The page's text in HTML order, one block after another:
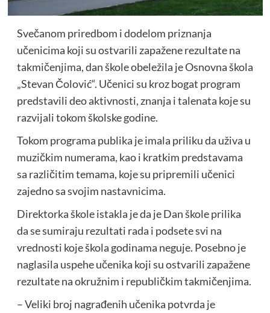
Svečanom priredbom i dodelom priznanja
učenicima koji su ostvarili zapažene rezultate na
takmičenjima, dan škole obeležila je Osnovna škola
„Stevan Čolović“. Učenici su kroz bogat program
predstavili deo aktivnosti, znanja i talenata koje su
razvijali tokom školske godine.
Tokom programa publika je imala priliku da uživa u
muzičkim numerama, kao i kratkim predstavama
sa različitim temama, koje su pripremili učenici
zajedno sa svojim nastavnicima.
Direktorka škole istakla je da je Dan škole prilika
da se sumiraju rezultati rada i podsete svi na
vrednosti koje škola godinama neguje. Posebno je
naglasila uspehe učenika koji su ostvarili zapažene
rezultate na okružnim i republičkim takmičenjima.
– Veliki broj nagrađenih učenika potvrda je